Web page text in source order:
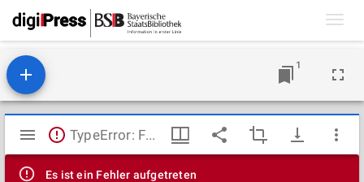
1
Mirador
Viewer
TypeError: Failed to fetch
Es ist ein Fehler aufgetreten